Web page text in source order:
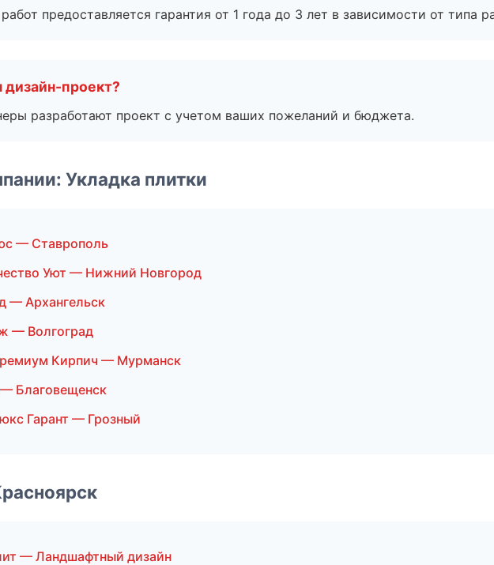
предоставляется гарантия от 1 года до 3 лет в зависимости от типа
проект?
разработают проект с учетом ваших пожеланий и бюджета.
Укладка плитки
— Ставрополь
Уют — Нижний Новгород
— Архангельск
— Волгоград
Кирпич — Мурманск
Благовещенск
Гарант — Грозный
— Ландшафтный дизайн